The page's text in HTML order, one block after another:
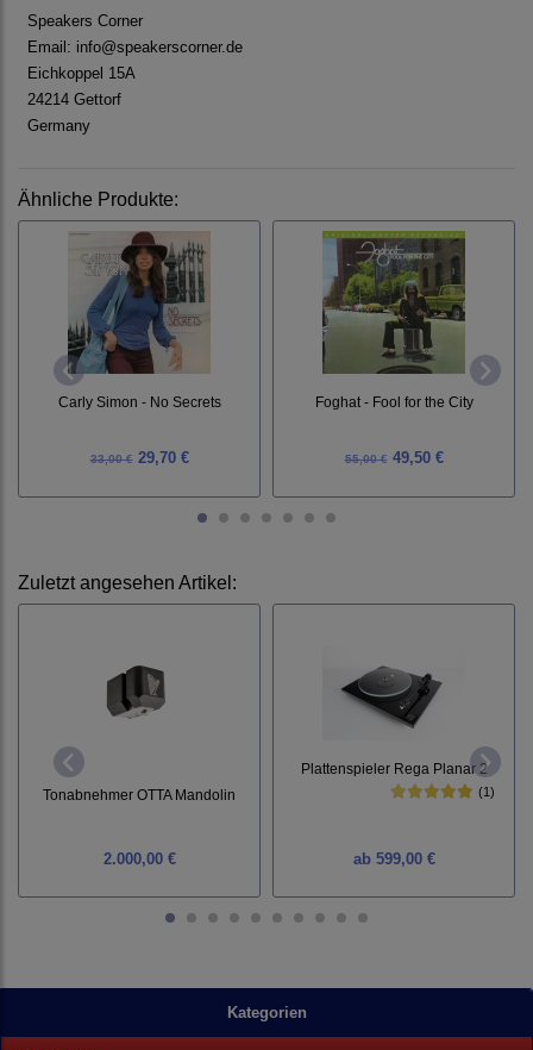
Kategorien
Speakers Corner
Email: info@speakerscorner.de
Eichkoppel 15A
24214 Gettorf
Germany
Ähnliche Produkte:
Carly Simon - No Secrets
33,00 €29,70 €
Foghat - Fool for the City
55,00 €49,50 €
Zuletzt angesehen Artikel:
Tonabnehmer OTTA Mandolin
2.000,00 €
Plattenspieler Rega Planar 2
(1)
ab599,00 €